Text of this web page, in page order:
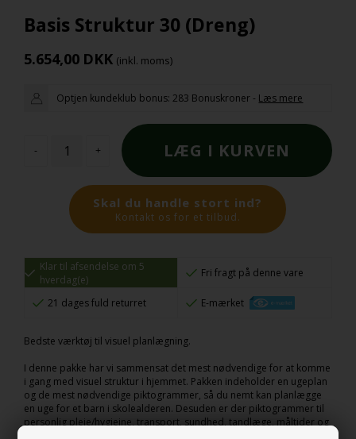
Basis Struktur 30 (Dreng)
5.654,00 DKK (inkl. moms)
Optjen kundeklub bonus:283 Bonuskroner - Læs mere
- +
Skal du handle stort ind?
Kontakt os for et tilbud.
Klar til afsendelse om 5
hverdag(e)
Fri fragt på denne vare
21 dages fuld returret E-mærket
Bedste værktøj til visuel planlægning.
I denne pakke har vi sammensat det mest nødvendige for at komme
i gang med visuel struktur i hjemmet. Pakken indeholder en ugeplan
og de mest nødvendige piktogrammer, så du nemt kan planlægge
en uge for et barn i skolealderen. Desuden er der piktogrammer til
personlig pleje/hygiejne, transport, sundhed, tandlæge, måltider og